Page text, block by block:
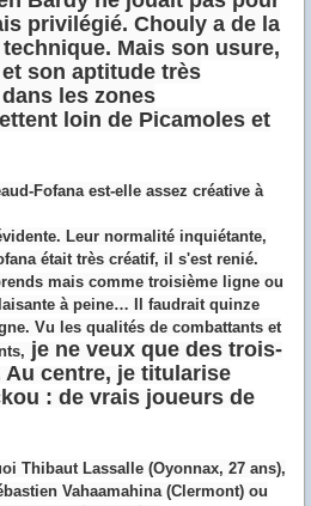
privilégié. Chouly a de la
Mais son usure,
son aptitude très
les zones
loin de Picamoles et
Fofana est-elle assez créative à
Leur normalité inquiétante,
était très créatif, il s'est renié.
mais comme troisième ligne ou
à peine… Il faudrait quinze
Vu les qualités de combattants et
je ne veux que des trois-
centre, je titularise
: de vrais joueurs de
Thibaut Lassalle (Oyonnax, 27 ans),
Vahaamahina (Clermont) ou